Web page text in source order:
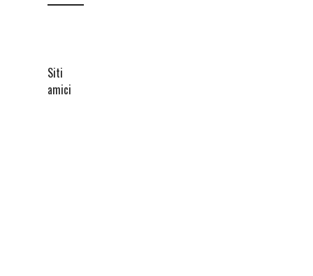
Siti
amici